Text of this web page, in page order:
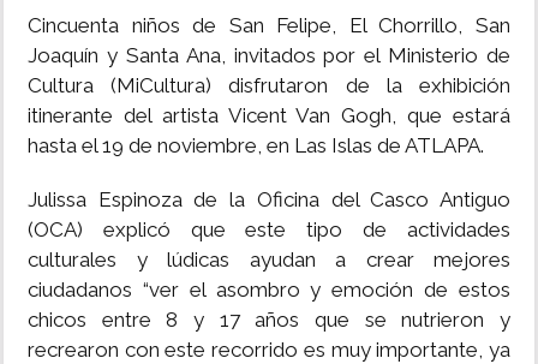
Cincuenta niños de San Felipe, El Chorrillo, San
Joaquín y Santa Ana, invitados por el Ministerio de
Cultura (MiCultura) disfrutaron de la exhibición
itinerante del artista Vicent Van Gogh, que estará
hasta el 19 de noviembre, en Las Islas de ATLAPA.
Julissa Espinoza de la Oficina del Casco Antiguo
(OCA) explicó que este tipo de actividades
culturales y lúdicas ayudan a crear mejores
ciudadanos “ver el asombro y emoción de estos
chicos entre 8 y 17 años que se nutrieron y
recrearon con este recorrido es muy importante, ya